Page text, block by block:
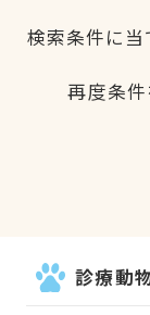
検索条件に
再度条件
診療動